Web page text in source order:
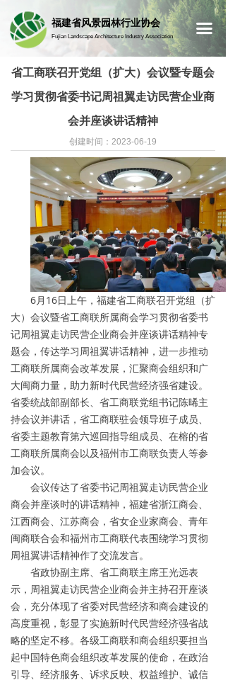
끀
首页 福建省风景园林行业协会
Fujian Landscape Architecture Industry Association
6月16日上午，福建省工商联召开党组（扩
大）会议暨省工商联所属商会学习贯彻省委书
记周祖翼走访民营企业商会并座谈讲话精神专
题会，传达学习周祖翼讲话精神，进一步推动
工商联所属商会改革发展，汇聚商会组织和广
大闽商力量，助力新时代民营经济强省建设。
省委统战部副部长、省工商联党组书记陈晞主
持会议并讲话，省工商联驻会领导班子成员、
省委主题教育第六巡回指导组成员、在榕的省
工商联所属商会以及福州市工商联负责人等参
加会议。
会议传达了省委书记周祖翼走访民营企业
商会并座谈时的讲话精神，福建省浙江商会、
江西商会、江苏商会，省女企业家商会、青年
闽商联合会和福州市工商联代表围绕学习贯彻
周祖翼讲话精神作了交流发言。
省政协副主席、省工商联主席王光远表
示，周祖翼走访民营企业商会并主持召开座谈
会，充分体现了省委对民营经济和商会建设的
高度重视，彰显了实施新时代民营经济强省战
略的坚定不移。各级工商联和商会组织要担当
起中国特色商会组织改革发展的使命，在政治
引导、经济服务、诉求反映、权益维护、诚信
省工商联召开党组（扩大）会议暨专题会
学习贯彻省委书记周祖翼走访民营企业商
会并座谈讲话精神
创建时间： 2023-06-19